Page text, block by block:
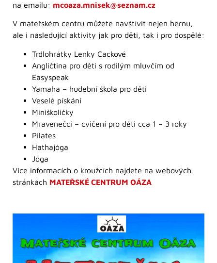
na emailu: mcoaza.mnisek@seznam.cz
V mateřském centru můžete navštívit nejen hernu,
ale i následující aktivity jak pro děti, tak i pro dospělé:
Trdlohrátky Lenky Cackové
Angličtina pro děti s rodilým mluvčím od
Easyspeak
Yamaha – hudební škola pro děti
Veselé pískání
Miniškoličky
Mravenečci – cvičení pro děti cca 1 – 3 roky
Pilates
Hathajóga
Jóga
Více informacích o kroužcích najdete na webových
stránkách MATEŘSKÉ CENTRUM OÁZA